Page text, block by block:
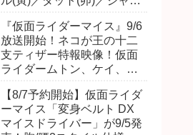
尾達臣のキャストが発表！
トリガーのアキト金子隼也
さんも変身！
『仮面ライダーマイス』9/6
放送開始！ネコが王の十二
支ティザー特報映像！仮面
ライダームトン、ケイ、ヴ
開！ライダーは子丑寅卯辰
巳午未申酉戌亥猫猫の14
人⁉
【8/7予約開始】仮面ライダ
ーマイス「変身ベルト DX
マイスドライバー」が9/5発